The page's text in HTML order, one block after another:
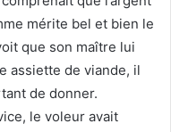
mérite bel et bien le
que son maître lui
assiette de viande, il
de donner.
le voleur avait